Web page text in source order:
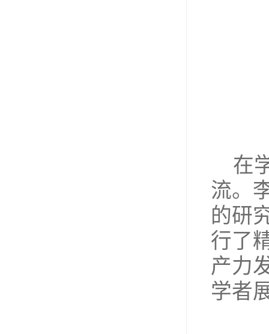
在
流。
的研
行了
产力
学者